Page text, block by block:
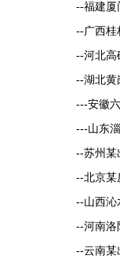
--福建厦
--广西桂
--河北高
--湖北黄
---安徽
---山东
--苏州某
--北京某
--山西沁
--河南洛
--云南某